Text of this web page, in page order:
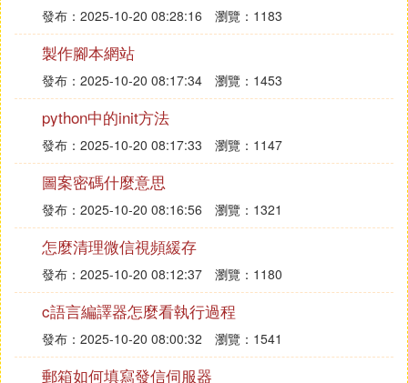
4. 易語言需要進行一定的學習，相對其他幾個解決方
案來說難度略高；
易語言解決方案總的來說，由於是中文的並且有大量
現成知識庫做支撐，很容易就能實現功能，所以一直
被用來作為中控型的腳本來編寫，不大會被用來進行
生成app的方式來進行（有app化的解決辦法，但是
不穩定不討論）
按鍵精靈解決方案：
案件精靈可以說是這個領域里， 歷史 悠久且非常出
色的一位前輩。非常簡單就能上手，甚至有通過錄像
然後轉成腳本的錄制功能，當然要製作出優秀的腳本
也需要進行一定的學習；
發布：2025-10-20 08:28:16 瀏覽：1183
製作腳本網站
發布：2025-10-20 08:17:34 瀏覽：1453
python中的init方法
發布：2025-10-20 08:17:33 瀏覽：1147
圖案密碼什麼意思
發布：2025-10-20 08:16:56 瀏覽：1321
怎麼清理微信視頻緩存
發布：2025-10-20 08:12:37 瀏覽：1180
c語言編譯器怎麼看執行過程
發布：2025-10-20 08:00:32 瀏覽：1541
郵箱如何填寫發信伺服器